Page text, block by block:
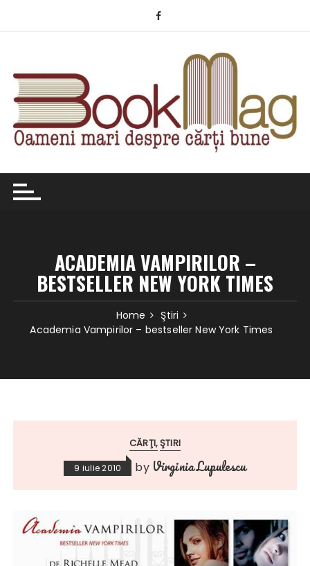
ACADEMIA VAMPIRILOR –
BESTSELLER NEW YORK TIMES
Home
Ştiri
Academia Vampirilor – bestseller New York Times
CĂRŢI ŞTIRI
9 iulie 2010 by Virginia Lupulescu